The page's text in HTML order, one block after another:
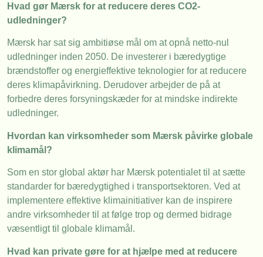
Hvad gør Mærsk for at reducere deres CO2-
udledninger?
Mærsk har sat sig ambitiøse mål om at opnå netto-nul
udledninger inden 2050. De investerer i bæredygtige
brændstoffer og energieffektive teknologier for at reducere
deres klimapåvirkning. Derudover arbejder de på at
forbedre deres forsyningskæder for at mindske indirekte
udledninger.
Hvordan kan virksomheder som Mærsk påvirke globale
klimamål?
Som en stor global aktør har Mærsk potentialet til at sætte
standarder for bæredygtighed i transportsektoren. Ved at
implementere effektive klimainitiativer kan de inspirere
andre virksomheder til at følge trop og dermed bidrage
væsentligt til globale klimamål.
Hvad kan private gøre for at hjælpe med at reducere